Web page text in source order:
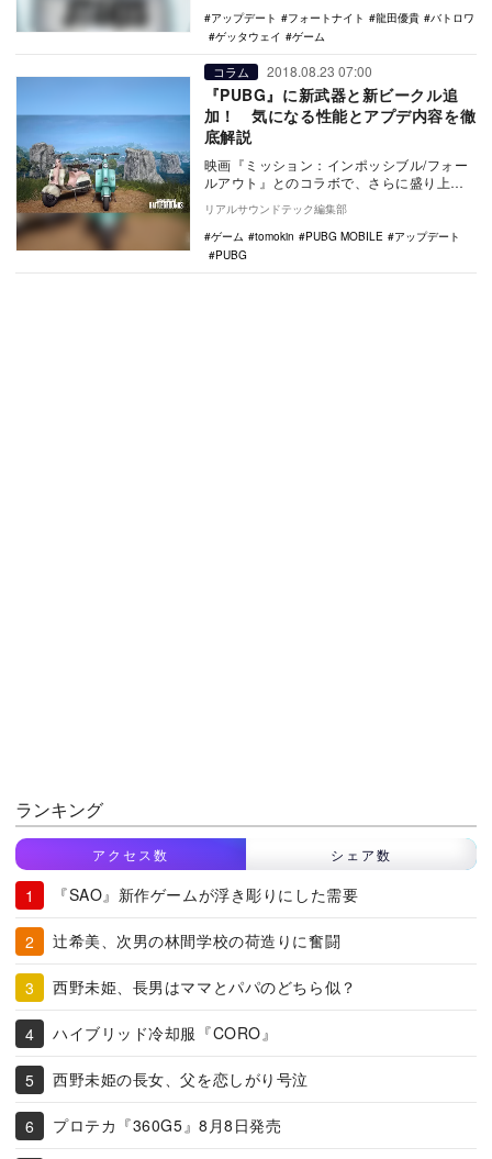
アップデート フォートナイト 龍田優貴
バトロワ
ゲッタウェイ
ゲーム
コラム 2018.08.23 07:00
『PUBG』に新武器と新ビークル追
加！ 気になる性能とアプデ内容を徹
底解説
映画『ミッション：インポッシブル/フォー
ルアウト』とのコラボで、さらに盛り上が
りを見せている『PUBG Mobile』。そんな
な…
リアルサウンドテック編集部
ゲーム
tomokin PUBG MOBILE
アップデート
PUBG
ランキング
アクセス数 シェア数
『SAO』新作ゲームが浮き彫りにした需要
辻希美、次男の林間学校の荷造りに奮闘
西野未姫、長男はママとパパのどちら似？
ハイブリッド冷却服『CORO』
西野未姫の長女、父を恋しがり号泣
プロテカ『360G5』8月8日発売